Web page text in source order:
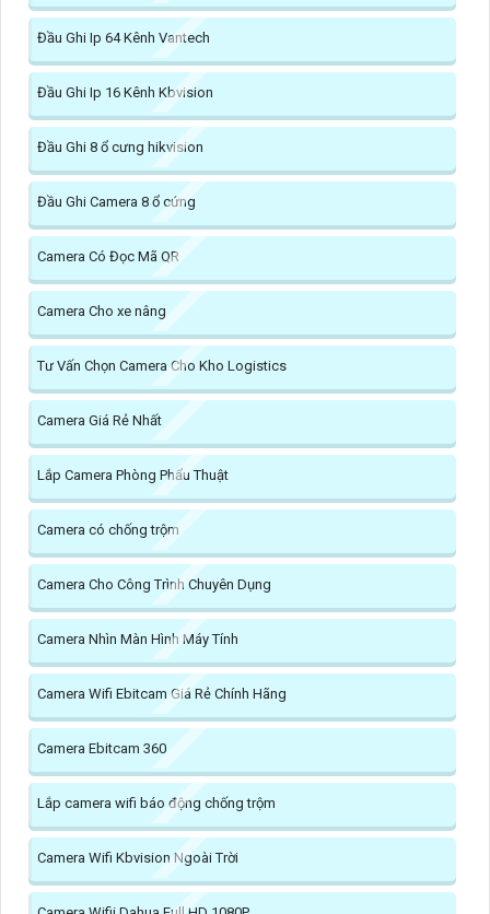
Đầu Ghi Ip 64 Kênh Vantech
Đầu Ghi Ip 16 Kênh Kbvision
Đầu Ghi 8 ổ cưng hikvision
Đầu Ghi Camera 8 ổ cứng
Camera Có Đọc Mã QR
Camera Cho xe nâng
Tư Vấn Chọn Camera Cho Kho Logistics
Camera Giá Rẻ Nhất
Lắp Camera Phòng Phẩu Thuật
Camera có chống trộm
Camera Cho Công Trình Chuyên Dụng
Camera Nhìn Màn Hình Máy Tính
Camera Wifi Ebitcam Giá Rẻ Chính Hãng
Camera Ebitcam 360
Lắp camera wifi báo động chống trộm
Camera Wifi Kbvision Ngoài Trời